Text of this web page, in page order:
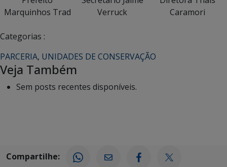
Marquinhos Trad
Verruck
Caramori
Categorias :
PARCERIA, UNIDADES DE CONSERVAÇÃO
Veja Também
Sem posts recentes disponíveis.
Compartilhe: